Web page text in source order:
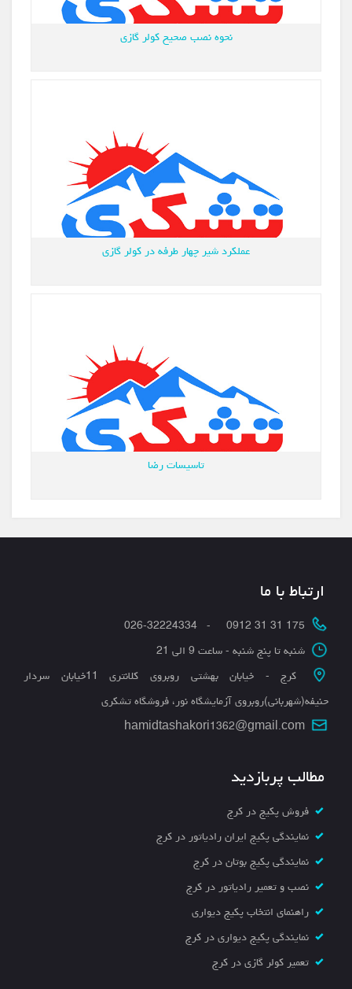
نحوه نصب صحیح کولر گازی
عملکرد شیر چهار طرفه در کولر گازی
تاسیسات رضا
ارتباط با ما
175 31 31 0912 - 026-32224334
شنبه تا پنج شنبه - ساعت 9 الی 21
کرج - خیابان بهشتی روبروی کلانتری 11خیابان سردار
حنیفه(شهربانی)روبروی آزمایشگاه نور، فروشگاه تشکری
hamidtashakori1362@gmail.com
مطالب پربازدید
فروش پکیج در کرج
نمایندگی پکیج ایران رادیاتور در کرج
نمایندگی پکیج بوتان در کرج
نصب و تعمیر رادیاتور در کرج
راهنمای انتخاب پکیج دیواری
نمایندگی پکیج دیواری در کرج
تعمیر کولر گازی در کرج